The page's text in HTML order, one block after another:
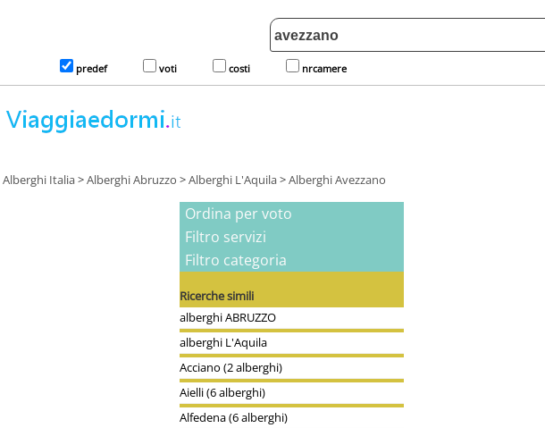
predef voti costi nrcamere
Alberghi Italia>Alberghi Abruzzo >Alberghi L'Aquila>Alberghi Avezzano
Ordina per voto
Filtro servizi
Filtro categoria
Ricerche simili
alberghi ABRUZZO
alberghi L'Aquila
Acciano (2 alberghi)
Aielli (6 alberghi)
Alfedena (6 alberghi)